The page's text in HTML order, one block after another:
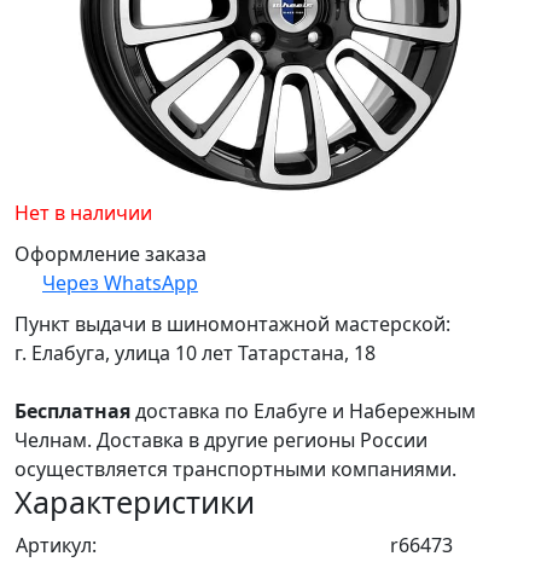
Нет в наличии
Оформление заказа
Через WhatsApp
Пункт выдачи в шиномонтажной мастерской:
г. Елабуга, улица 10 лет Татарстана, 18
Бесплатнаядоставка по Елабуге и Набережным
Челнам. Доставка в другие регионы России
осуществляется транспортными компаниями.
Характеристики
Артикул:
r66473